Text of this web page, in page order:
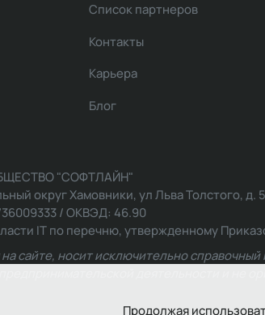
Продолжая
Список партнеров
Контакты
Карьера
Блог
"СОФТЛАЙН"
округ Хамовники, ул Льва Толстого, д.
/ ОКВЭД: 46.90
IT по перечню, утвержденному
сайте, носит исключительно